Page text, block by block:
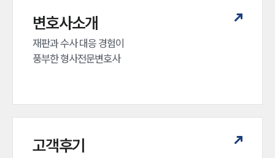
변호사소개
재판과 수사 대응 경험이
풍부한 형사전문변호사
고객후기